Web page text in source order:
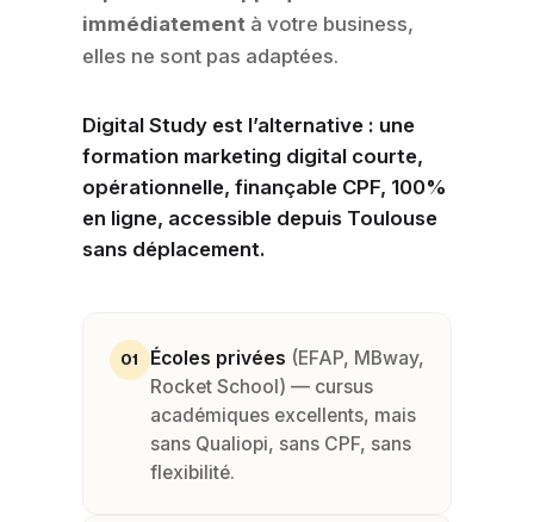
immédiatement à votre business,
elles ne sont pas adaptées.
Digital Study est l’alternative : une
formation marketing digital courte,
opérationnelle, finançable CPF, 100%
en ligne, accessible depuis Toulouse
sans déplacement.
01 Écoles privées (EFAP, MBway,
Rocket School) — cursus
académiques excellents, mais
sans Qualiopi, sans CPF, sans
flexibilité.